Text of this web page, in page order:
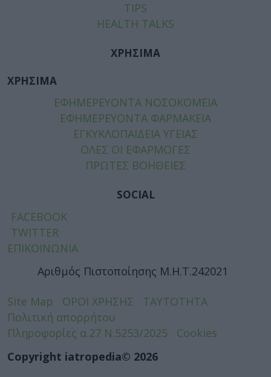
TIPS
HEALTH TALKS
ΧΡΗΣΙΜΑ
ΧΡΗΣΙΜΑ
ΕΦΗΜΕΡΕΥΟΝΤΑ ΝΟΣΟΚΟΜΕΙΑ
ΕΦΗΜΕΡΕΥΟΝΤΑ ΦΑΡΜΑΚΕΙΑ
ΕΓΚΥΚΛΟΠΑΙΔΕΙΑ ΥΓΕΙΑΣ
ΟΛΕΣ ΟΙ ΕΦΑΡΜΟΓΕΣ
ΠΡΩΤΕΣ ΒΟΗΘΕΙΕΣ
SOCIAL
FACEBOOK
TWITTER
ΕΠΙΚΟΙΝΩΝΙΑ
Αριθμός Πιστοποίησης Μ.Η.Τ.242021
Site Map ΟΡΟΙ ΧΡΗΣΗΣ
ΤΑΥΤΟΤΗΤΑ
Πολιτική απορρήτου
Πληροφορίες α.27 Ν.5253/2025
Cookies
Copyright iatropedia© 2026